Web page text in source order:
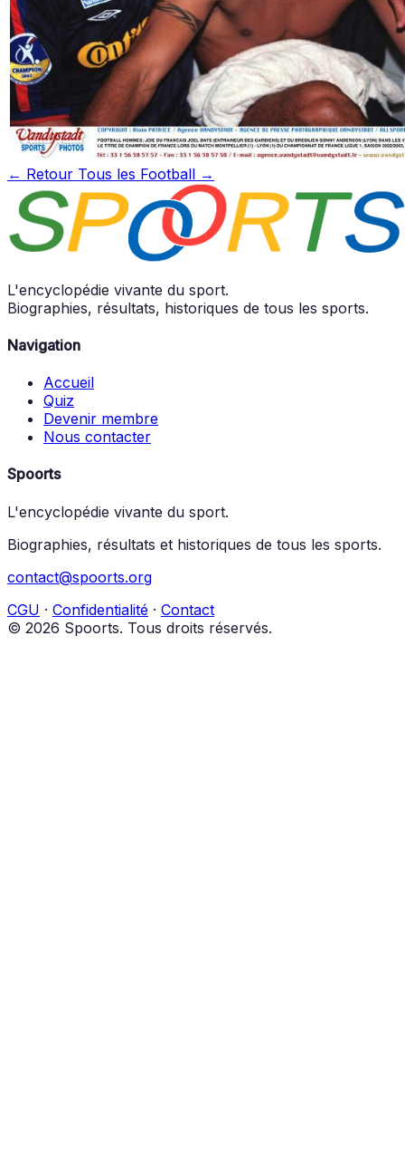
← Retour Tous les Football →
L'encyclopédie vivante du sport.
Biographies, résultats, historiques de tous les sports.
Navigation
Accueil
Quiz
Devenir membre
Nous contacter
Spoorts
L'encyclopédie vivante du sport.
Biographies, résultats et historiques de tous les sports.
contact@spoorts.org
CGU · Confidentialité · Contact
© 2026 Spoorts. Tous droits réservés.